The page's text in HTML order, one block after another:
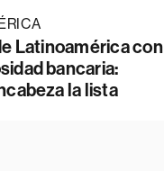
Latinoamérica con
bancaria:
la lista